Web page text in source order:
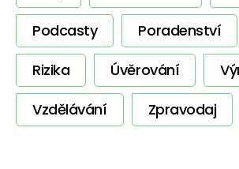
Podcasty
Poradenství
Rizika
Úvěrování
Vzdělávání
Zpravodaj